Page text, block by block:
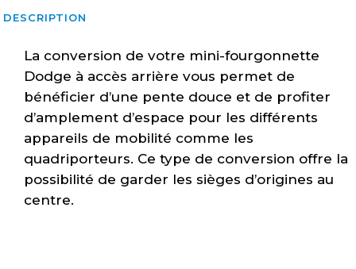
arrière
motorisé
quantity
DESCRIPTION
La conversion de votre mini-fourgonnette
Dodge à accès arrière vous permet de
bénéficier d’une pente douce et de profiter
d’amplement d’espace pour les différents
appareils de mobilité comme les
quadriporteurs. Ce type de conversion offre la
possibilité de garder les sièges d’origines au
centre.